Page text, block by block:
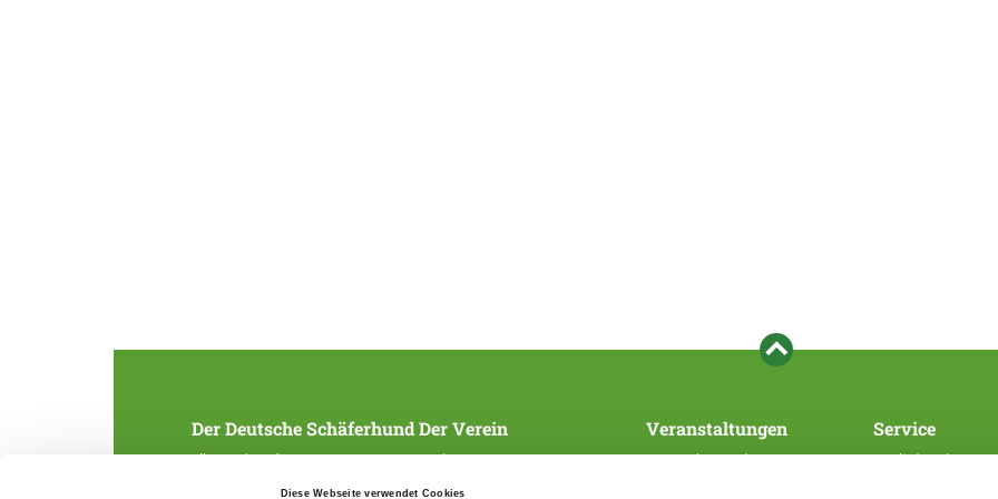
Diese Webseite verwendet Cookies
Der Deutsche Schäferhund
Alles rund um die Rasse
Der Verein
Struktur
Veranstaltungen
Veranstaltungen des Hauptvereins
Service
Mitglied werden